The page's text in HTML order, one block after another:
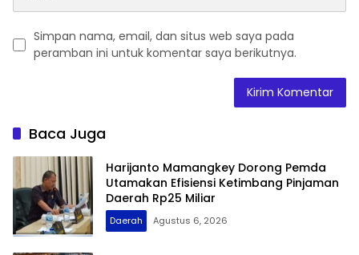
Simpan nama, email, dan situs web saya pada
peramban ini untuk komentar saya berikutnya.
Baca Juga
Harijanto Mamangkey Dorong Pemda
Utamakan Efisiensi Ketimbang Pinjaman
Daerah Rp25 Miliar
Daerah Agustus 6, 2026